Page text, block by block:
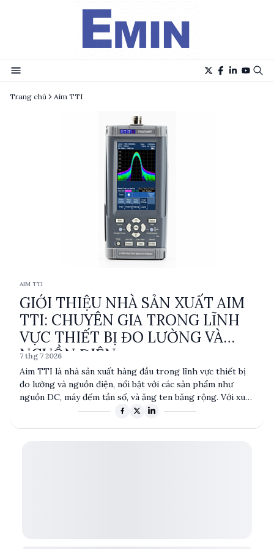
Trang chủ Aim TTI
AIM TTI
GIỚI THIỆU NHÀ SẢN XUẤT AIM
TTI: CHUYÊN GIA TRONG LĨNH
VỰC THIẾT BỊ ĐO LƯỜNG VÀ
NGUỒN ĐIỆN
7 thg 7 2026
Aim TTI là nhà sản xuất hàng đầu trong lĩnh vực thiết bị
đo lường và nguồn điện, nổi bật với các sản phẩm như
nguồn DC, máy đếm tần số, và ăng ten băng rộng. Với xuất
xứ từ Anh, Aim TTI cung cấp các giải pháp chất lượng cao